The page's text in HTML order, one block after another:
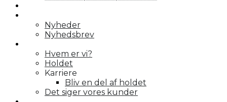
Nyheder
Nyhedsbrev
Hvem er vi?
Holdet
Karriere
Bliv en del af holdet
Det siger vores kunder